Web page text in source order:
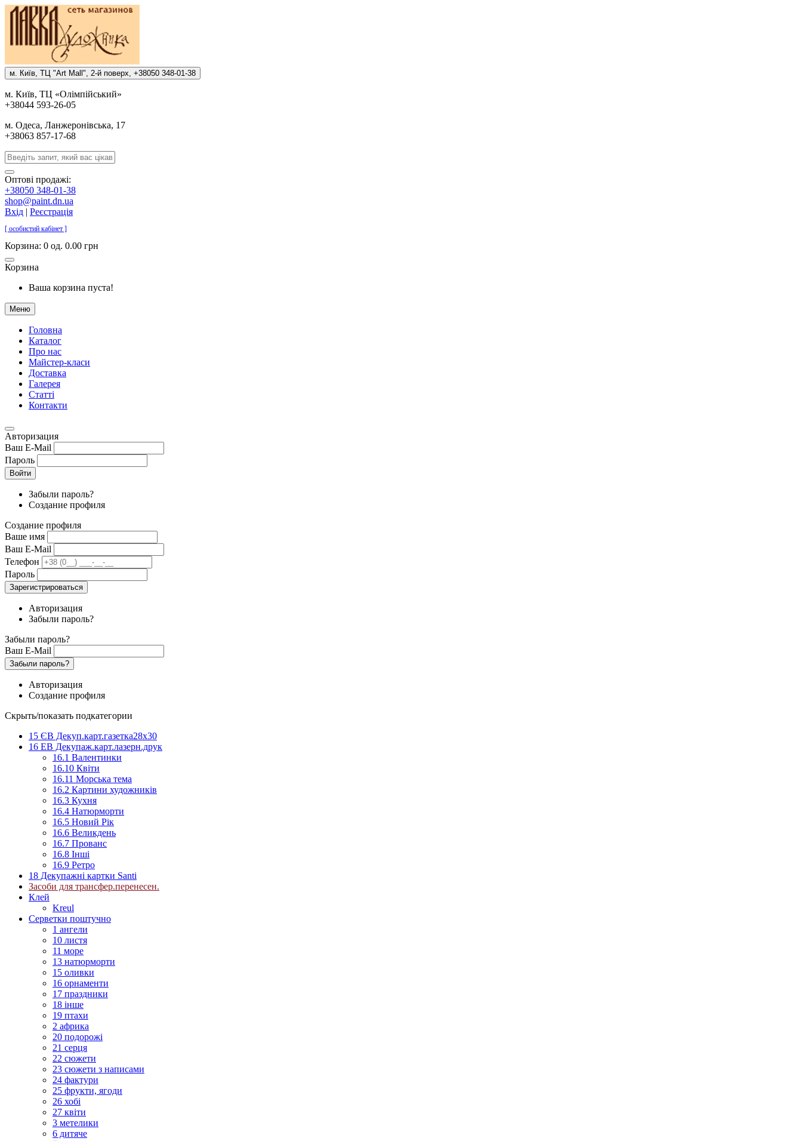
м. Киïв, ТЦ "Art Mall", 2-й поверх, +38050 348-01-38
м. Киïв, ТЦ «Олiмпiйський»
+38044 593-26-05
м. Одеса, Ланжеронiвська, 17
+38063 857-17-68
Оптові продажі:
+38050 348-01-38
shop@paint.dn.ua
Вхід | Реєстрація
[ особистий кабінет ]
Корзина: 0 од. 0.00 грн
Корзина
Ваша корзина пуста!
Меню
Головна
Каталог
Про нас
Майстер-класи
Доставка
Галерея
Статтi
Контакти
Авторизация
Ваш E-Mail
Пароль
Войти
Забыли пароль?
Создание профиля
Создание профиля
Ваше имя
Ваш E-Mail
Телефон
Пароль
Зарегистрироваться
Авторизация
Забыли пароль?
Забыли пароль?
Ваш E-Mail
Забыли пароль?
Авторизация
Создание профиля
Скрыть/показать подкатегории
15 ЄВ Декуп.карт.газетка28х30
16 ЕВ Декупаж.карт.лазерн.друк
16.1 Валентинки
16.10 Квіти
16.11 Морська тема
16.2 Картини художників
16.3 Кухня
16.4 Натюрморти
16.5 Новий Рік
16.6 Великдень
16.7 Прованс
16.8 Інші
16.9 Ретро
18 Декупажні картки Santi
Засоби для трансфер.перенесен.
Клей
Kreul
Серветки поштучно
1 ангели
10 листя
11 море
13 натюрморти
15 оливки
16 орнаменти
17 праздники
18 інше
19 птахи
2 африка
20 подорожі
21 серця
22 сюжети
23 сюжети з написами
24 фактури
25 фрукти, ягоди
26 хобі
27 квіти
3 метелики
6 дитяче